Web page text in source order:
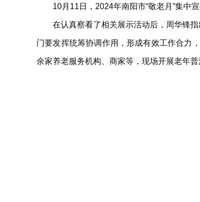
10月11日，2024年南阳市“敬老月”集中
在认真察看了相关展示活动后，周华锋
门要发挥统筹协调作用，形成有效工作合力
余家养老服务机构、商家等，现场开展老年